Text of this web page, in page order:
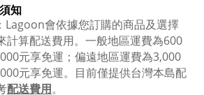
知
Lagoon會依據您訂購的商品及選擇
計算配送費用。一般地區運費為600
元享免運；偏遠地區運費為3,000
元享免運。目前僅提供台灣本島配
配送費用。